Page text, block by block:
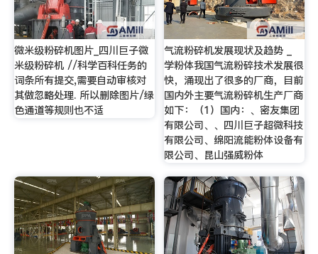
微米级粉碎机图片_四川巨子微
米级粉碎机 //科学百科任务的
词条所有提交,需要自动审核对
其做忽略处理. 所以删除图片/绿
色通道等规则也不适
气流粉碎机发展现状及趋势 _
学粉体我国气流粉碎技术发展很
快，涌现出了很多的厂商，目前
国内外主要气流粉碎机生产厂商
如下：（1）国内：、密友集团
有限公司、、四川巨子超微科技
有限公司、绵阳流能粉体设备有
限公司、昆山强威粉体